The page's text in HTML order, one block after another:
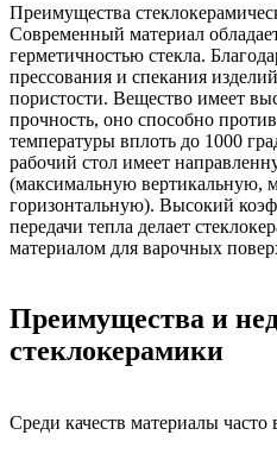
Преимущества
Современный материал
герметичностью стекла.
прессования и спекания
пористости. Вещество имеет
прочность, оно способно
температуры вплоть до 1000
рабочий стол имеет
(максимальную вертикальную,
горизонтальную). Высокий
передачи тепла делает
материалом для варочных
Преимущества и
стеклокерамики
Среди качеств материалы часто